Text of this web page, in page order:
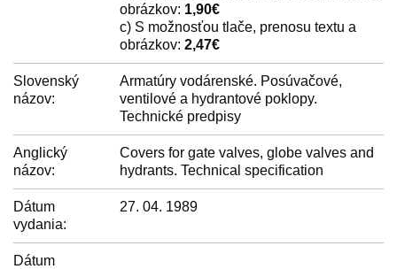
obrázkov: 1,90€
c) S možnosťou tlače, prenosu textu a
obrázkov: 2,47€
Slovenský
názov:
Armatúry vodárenské. Posúvačové,
ventilové a hydrantové poklopy.
Technické predpisy
Anglický
názov:
Covers for gate valves, globe valves and
hydrants. Technical specification
Dátum
vydania:
27. 04. 1989
Dátum